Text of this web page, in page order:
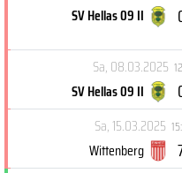
SV Hellas 09 II
Sa, 08.03.2025
SV Hellas 09 II
Sa, 15.03.2025
Wittenberg